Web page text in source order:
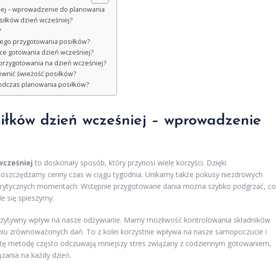
– wprowadzenie do planowania
dzień wcześniej?
przygotowania posiłków?
gotowania dzień wcześniej?
na dzień wcześniej?
świeżość posiłków?
planowania posiłków?
dzień wcześniej – wprowadzenie
to doskonały sposób, który przynosi wiele korzyści. Dzięki
cenny czas w ciągu tygodnia. Unikamy także pokusy niezdrowych
momentach. Wstępnie przygotowane dania można szybko podgrzać, co
się spieszymy.
wpływ na nasze odżywianie. Mamy możliwość kontrolowania składników
zrównoważonych dań. To z kolei korzystnie wpływa na nasze samopoczucie i
metodę często odczuwają mniejszy stres związany z codziennym gotowaniem,
na każdy dzień.